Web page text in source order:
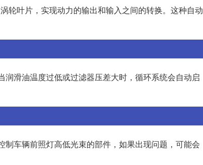
轮叶片，实现动力的输出和输入之间的转换。这种自动
滑油温度过低或过滤器压差大时，循环系统会自动启
车辆前照灯高低光束的部件，如果出现问题，可能会